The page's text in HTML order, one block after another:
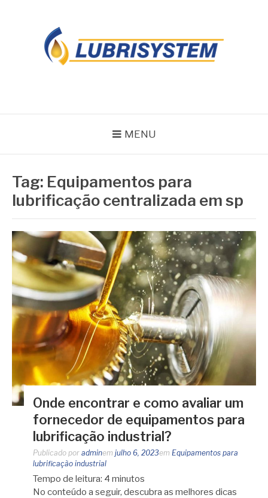
MENU
Tag: Equipamentos para
lubrificação centralizada em sp
Onde encontrar e como avaliar um
fornecedor de equipamentos para
lubrificação industrial?
Publicado por adminem julho 6, 2023em Equipamentos para
lubrificação industrial
Tempo de leitura: 4 minutos
No conteúdo a seguir, descubra as melhores dicas